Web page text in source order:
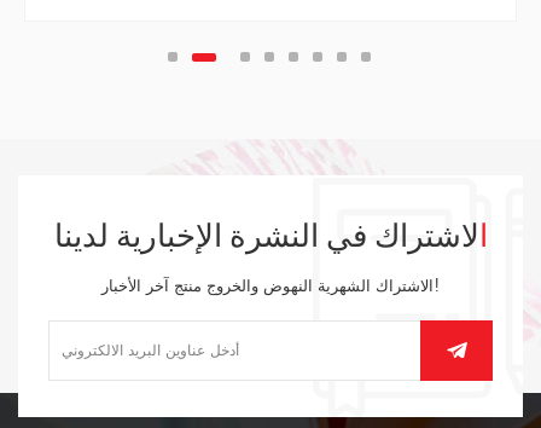
الاشتراك في النشرة الإخبارية لدينا
الاشتراك الشهرية النهوض والخروج منتج آخر الأخبار!